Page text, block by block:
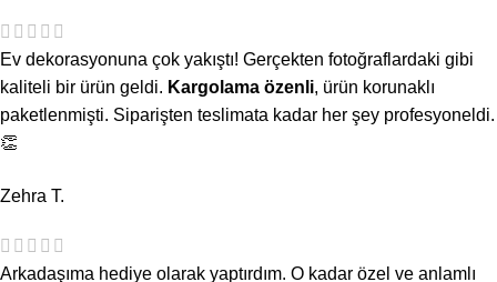
Ev dekorasyonuna çok yakıştı! Gerçekten fotoğraflardaki gibi
kaliteli bir ürün geldi. Kargolama özenli, ürün korunaklı
paketlenmişti. Siparişten teslimata kadar her şey profesyoneldi.
👏
Zehra T.
Arkadaşıma hediye olarak yaptırdım. O kadar özel ve anlamlı